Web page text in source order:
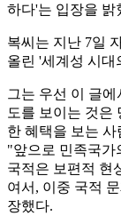
하다'는 입장을 밝
복씨는 지난 7일
올린 '세계성 시대
그는 우선 이 글
도를 보이는 것은
한 혜택을 보는
"앞으로 민족국가
국적은 보편적 현
여서, 이중 국적
장했다.